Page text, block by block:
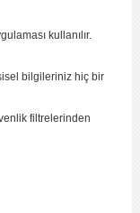
kullanılır.
bilgileriniz hiç bir
filtrelerinden